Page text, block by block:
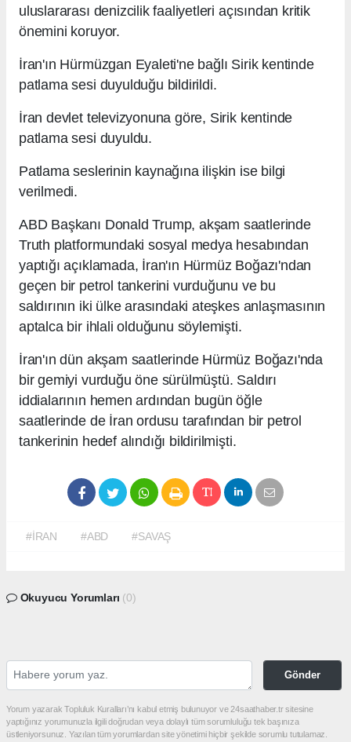
uluslararası denizcilik faaliyetleri açısından kritik
önemini koruyor.
İran'ın Hürmüzgan Eyaleti'ne bağlı Sirik kentinde
patlama sesi duyulduğu bildirildi.
İran devlet televizyonuna göre, Sirik kentinde
patlama sesi duyuldu.
Patlama seslerinin kaynağına ilişkin ise bilgi
verilmedi.
ABD Başkanı Donald Trump, akşam saatlerinde
Truth platformundaki sosyal medya hesabından
yaptığı açıklamada, İran'ın Hürmüz Boğazı'ndan
geçen bir petrol tankerini vurduğunu ve bu
saldırının iki ülke arasındaki ateşkes anlaşmasının
aptalca bir ihlali olduğunu söylemişti.
İran'ın dün akşam saatlerinde Hürmüz Boğazı'nda
bir gemiyi vurduğu öne sürülmüştü. Saldırı
iddialarının hemen ardından bugün öğle
saatlerinde de İran ordusu tarafından bir petrol
tankerinin hedef alındığı bildirilmişti.
#İRAN #ABD #SAVAŞ
Okuyucu Yorumları (0)
Gönder
Yorum yazarak Topluluk Kuralları’nı kabul etmiş bulunuyor ve 24saathaber.tr sitesine
yaptığınız yorumunuzla ilgili doğrudan veya dolaylı tüm sorumluluğu tek başınıza
üstleniyorsunuz. Yazılan tüm yorumlardan site yönetimi hiçbir şekilde sorumlu tutulamaz.